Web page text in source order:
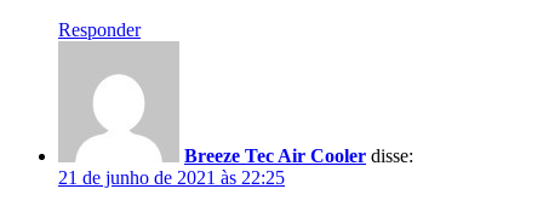
Responder
Breeze Tec Air Cooler disse:
21 de junho de 2021 às 22:25